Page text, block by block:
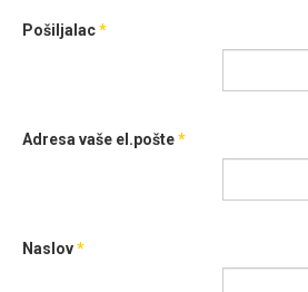
Pošiljalac*
Adresa vaše el.pošte*
Naslov*